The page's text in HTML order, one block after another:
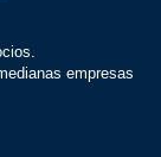
empresas